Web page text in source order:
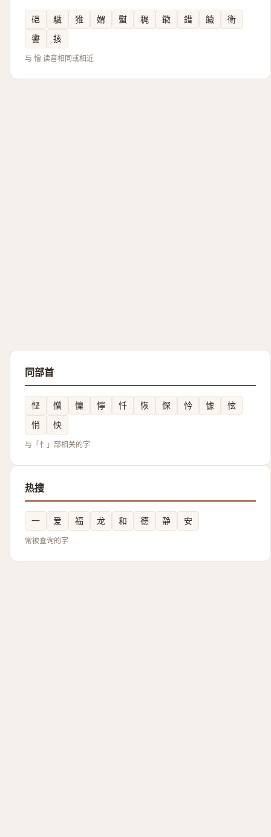
硙 䮹 猚 媦 螱 䅏 䥩 鏏 饖
衛
讏
㧡
与 懀 读音相同或相近
同部首
悭 憎 懍 懧 忏 恢 㤾 忴 懅
怰
悄
怏
与「忄」部相关的字
热搜
一 爱 福 龙 和 德 静 安
常被查询的字